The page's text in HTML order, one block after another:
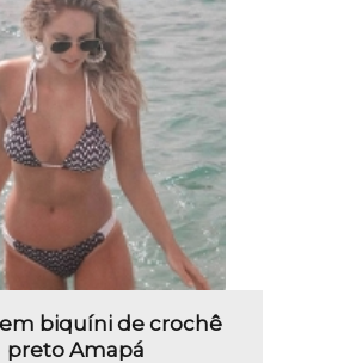
biquíni de crochê
preto Amapá